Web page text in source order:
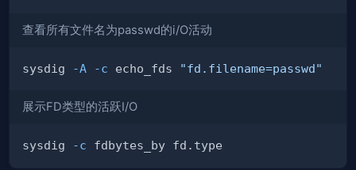
查看所有文件名为passwd的i/O活动
sysdig -A -c echo_fds "fd.filename=passwd"
展示FD类型的活跃I/O
sysdig -c